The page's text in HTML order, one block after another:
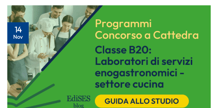
14
Nov